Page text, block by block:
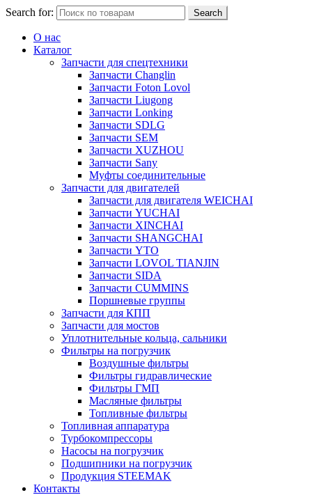
Search for: Search
О нас
Каталог
Запчасти для спецтехники
Запчасти Changlin
Запчасти Foton Lovol
Запчасти Liugong
Запчасти Lonking
Запчасти SDLG
Запчасти SEM
Запчасти XUZHOU
Запчасти Sany
Муфты соединительные
Запчасти для двигателей
Запчасти для двигателя WEICHAI
Запчасти YUCHAI
Запчасти XINCHAI
Запчасти SHANGCHAI
Запчасти YTO
Запчасти LOVOL TIANJIN
Запчасти SIDA
Запчасти CUMMINS
Поршневые группы
Запчасти для КПП
Запчасти для мостов
Уплотнительные кольца, сальники
Фильтры на погрузчик
Воздушные фильтры
Фильтры гидравлические
Фильтры ГМП
Масляные фильтры
Топливные фильтры
Топливная аппаратура
Турбокомпрессоры
Насосы на погрузчик
Подшипники на погрузчик
Продукция STEEMAK
Контакты